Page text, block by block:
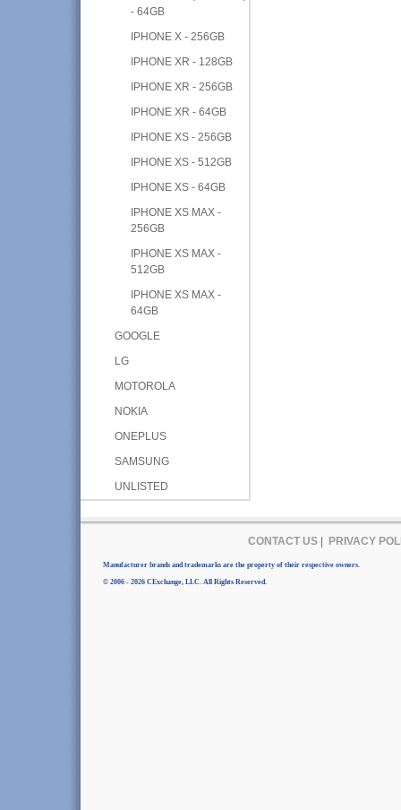
- 64GB
IPHONE X - 256GB
IPHONE XR - 128GB
IPHONE XR - 256GB
IPHONE XR - 64GB
IPHONE XS - 256GB
IPHONE XS - 512GB
IPHONE XS - 64GB
IPHONE XS MAX -
256GB
IPHONE XS MAX -
512GB
IPHONE XS MAX -
64GB
GOOGLE
LG
MOTOROLA
NOKIA
ONEPLUS
SAMSUNG
UNLISTED
CONTACT US| PRIVACY
Manufacturer brands and trademarks are the property of their respective owners.
© 2006 - 2026 CExchange, LLC. All Rights Reserved.